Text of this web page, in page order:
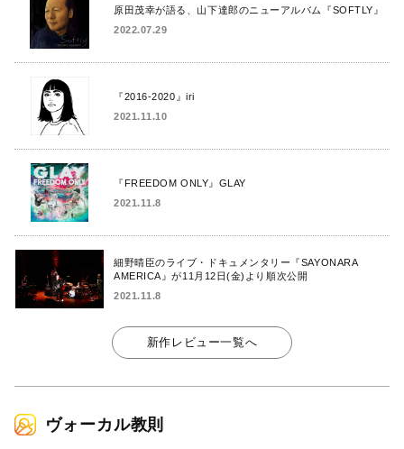
原田茂幸が語る、山下達郎のニューアルバム『SOFTLY』
2022.07.29
『2016-2020』iri
2021.11.10
『FREEDOM ONLY』GLAY
2021.11.8
細野晴臣のライブ・ドキュメンタリー『SAYONARA
AMERICA』が11月12日(金)より順次公開
2021.11.8
新作レビュー一覧へ
ヴォーカル教則